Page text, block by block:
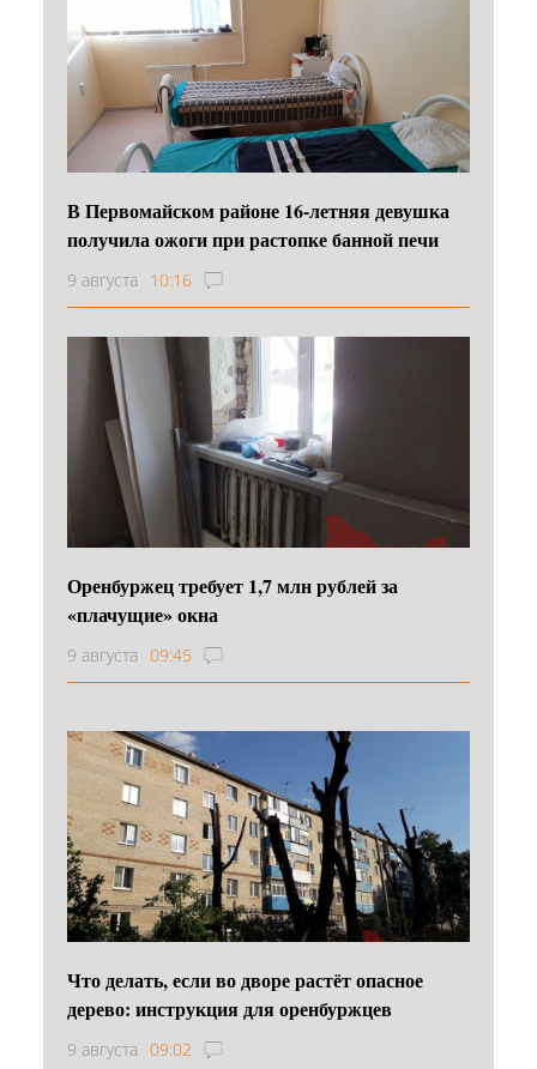
В Первомайском районе 16‑летняя девушка
получила ожоги при растопке банной печи
9 августа 10:16
Оренбуржец требует 1,7 млн рублей за
«плачущие» окна
9 августа 09:45
Что делать, если во дворе растёт опасное
дерево: инструкция для оренбуржцев
9 августа 09:02